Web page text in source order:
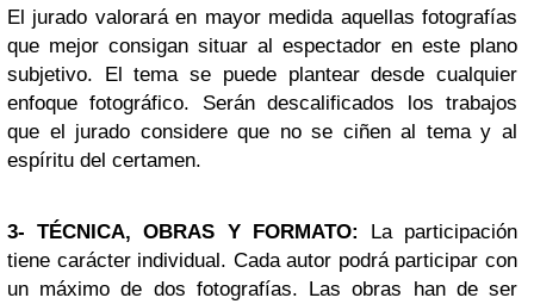
El jurado valorará en mayor medida aquellas fotografías
que mejor consigan situar al espectador en este plano
subjetivo. El tema se puede plantear desde cualquier
enfoque fotográfico. Serán descalificados los trabajos
que el jurado considere que no se ciñen al tema y al
espíritu del certamen.
3- TÉCNICA, OBRAS Y FORMATO: La participación
tiene carácter individual. Cada autor podrá participar con
un máximo de dos fotografías. Las obras han de ser